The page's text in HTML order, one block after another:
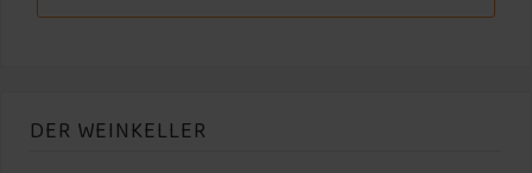
DER WEINKELLER